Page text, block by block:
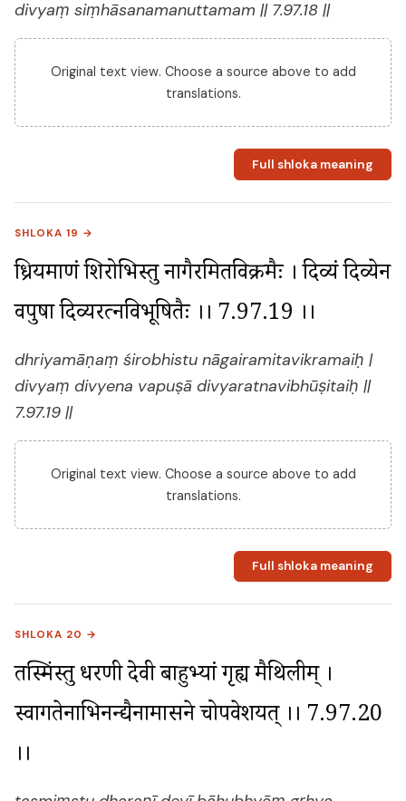
divyaṃ siṃhāsanamanuttamam || 7.97.18 ||
Original text view. Choose a source above to add
translations.
Full shloka meaning
SHLOKA 19 →
ध्रियमाणं शिरोभिस्तु नागैरमितविक्रमैः । दिव्यं दिव्येन
वपुषा दिव्यरत्नविभूषितैः ।। 7.97.19 ।।
dhriyamāṇaṃ śirobhistu nāgairamitavikramaiḥ |
divyaṃ divyena vapuṣā divyaratnavibhūṣitaiḥ ||
7.97.19 ||
Original text view. Choose a source above to add
translations.
Full shloka meaning
SHLOKA 20 →
तस्मिंस्तु धरणी देवी बाहुभ्यां गृह्य मैथिलीम् ।
स्वागतेनाभिनन्द्यैनामासने चोपवेशयत् ।। 7.97.20
।।